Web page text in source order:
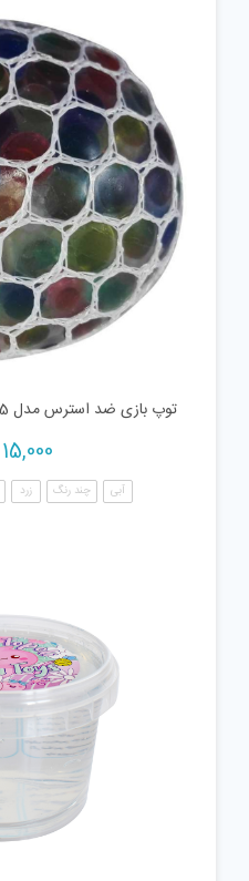
توپ بازی ضد استرس مدل pnd7575
15,000
آبی چند رنگ زرد